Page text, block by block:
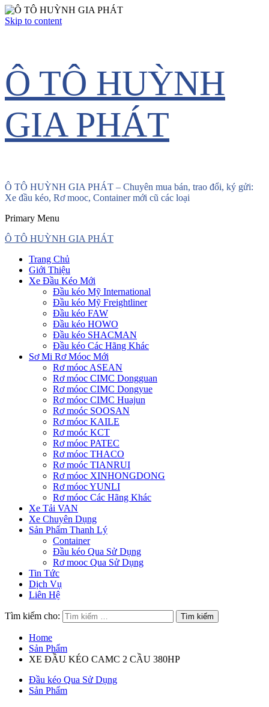
Skip to content
Ô TÔ HUỲNH
GIA PHÁT
Ô TÔ HUỲNH GIA PHÁT – Chuyên mua bán, trao đổi, ký gửi:
Xe đầu kéo, Rơ mooc, Container mới cũ các loại
Primary Menu
Ô TÔ HUỲNH GIA PHÁT
Trang Chủ
Giới Thiệu
Xe Đầu Kéo Mới
Đầu kéo Mỹ International
Đầu kéo Mỹ Freightliner
Đầu kéo FAW
Đầu kéo HOWO
Đầu kéo SHACMAN
Đầu kéo Các Hãng Khác
Sơ Mi Rơ Móoc Mới
Rơ móoc ASEAN
Rơ móoc CIMC Dongguan
Rơ móoc CIMC Dongyue
Rơ móoc CIMC Huajun
Rơ moóc SOOSAN
Rơ móoc KAILE
Rơ moóc KCT
Rơ móoc PATEC
Rơ móoc THACO
Rơ moóc TIANRUI
Rơ móoc XINHONGDONG
Rơ móoc YUNLI
Rơ móoc Các Hãng Khác
Xe Tải VAN
Xe Chuyên Dụng
Sản Phẩm Thanh Lý
Container
Đầu kéo Qua Sử Dụng
Rơ mooc Qua Sử Dụng
Tin Tức
Dịch Vụ
Liên Hệ
Tìm kiếm cho:
Home
Sản Phẩm
XE ĐẦU KÉO CAMC 2 CẦU 380HP
Đầu kéo Qua Sử Dụng
Sản Phẩm